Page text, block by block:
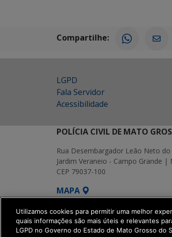
Compartilhe:
LGPD
Fala Servidor
Acessibilidade
POLÍCIA CIVIL DE MATO
Rua Desembargador Leão Neto
Jardim Veraneio - Campo Grande |
CEP 79037-100
MAPA
SETDIG | Secretaria-
get_footer();
Utilizamos cookies para permitir uma melhor
quais informações são mais úteis e relevantes
LGPD no Governo do Estado de Mato Grosso do